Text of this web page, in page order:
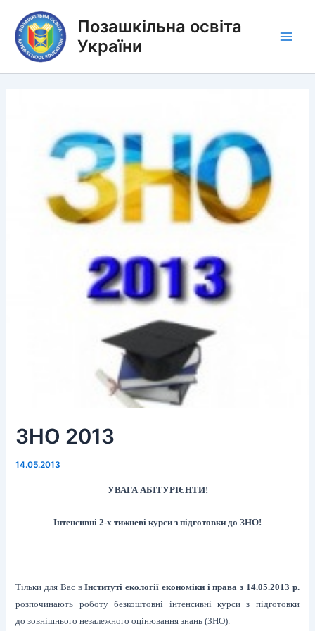
вмісту
Позашкільна освіта
України
ЗНО 2013
14.05.2013
УВАГА АБІТУРІЄНТИ!
Інтенсивні 2-х тижневі курси з підготовки до ЗНО!
Тільки для Вас вІнституті екології економіки і права з 14.05.2013 р.
розпочинають роботу безкоштовні інтенсивні курси з підготовки
до зовнішнього незалежного оцінювання знань (ЗНО).